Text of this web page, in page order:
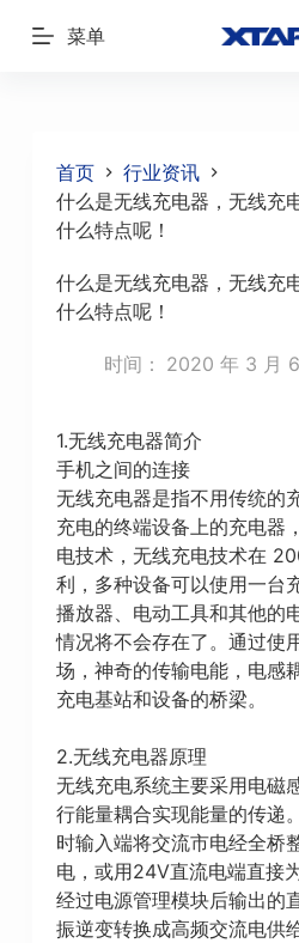
跳
菜单
首页
行业资讯
什么是无线充电器，无线充
什么特点呢！
什么是无线充电器，无线充
什么特点呢！
时间： 2020 年 3 月
1.无线充电器简介
手机之间的连接
无线充电器是指不用传统的
充电的终端设备上的充电器
电技术，无线充电技术在
利，多种设备可以使用一台
播放器、电动工具和其他的
情况将不会存在了。通过使
场，神奇的传输电能，电感
充电基站和设备的桥梁。
2.无线充电器原理
无线充电系统主要采用电磁
行能量耦合实现能量的传递
时输入端将交流市电经全桥
电，或用24V直流电端直接
经过电源管理模块后输出的
振逆变转换成高频交流电供